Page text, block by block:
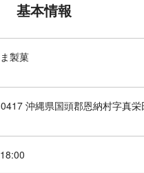
基本情報
製菓
沖縄県国頭郡恩納村字真栄